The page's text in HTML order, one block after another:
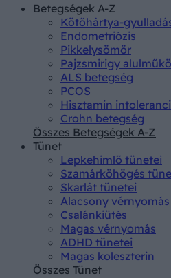
Betegségek A-Z
Kötőhártya-
Endometriózis
Pikkelysömör
Pajzsmirigy
ALS betegség
PCOS
Hisztamin
Crohn betegség
Összes Betegségek A-Z
Tünet
Lepkehimlő tünetei
Szamárköhögés
Skarlát tünetei
Alacsony vérnyomás
Csalánkiütés
Magas vérnyomás
ADHD tünetei
Magas koleszterin
Összes Tünet